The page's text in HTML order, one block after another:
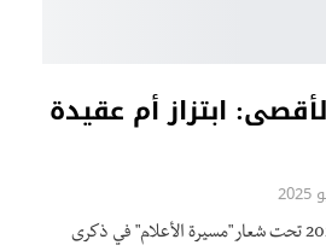
ابتزاز أم عقيدة
شهد يوم الإثنين 26 مايو 2025 تحت شعار "مسيرة الأعلام" في ذكرى